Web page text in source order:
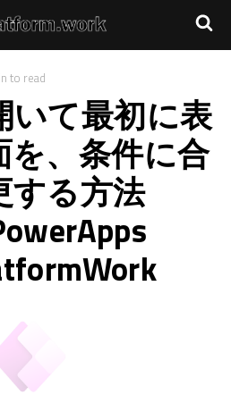
to read
いて最初に表
、条件に合
する方法